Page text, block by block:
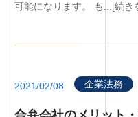
可能になります。 も...[続き
2021/02/08 企業法務